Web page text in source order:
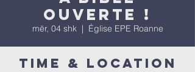
ouverte !
mër, 04 shk
  |
Église EPE Roanne
Time & Location